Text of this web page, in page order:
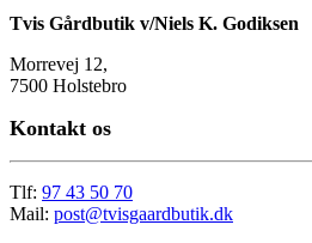
Tvis Gårdbutik v/Niels K. Godiksen
Morrevej 12,
7500 Holstebro
Kontakt os
Tlf: 97 43 50 70
Mail: post@tvisgaardbutik.dk